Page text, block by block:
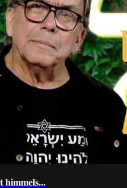
himmels...